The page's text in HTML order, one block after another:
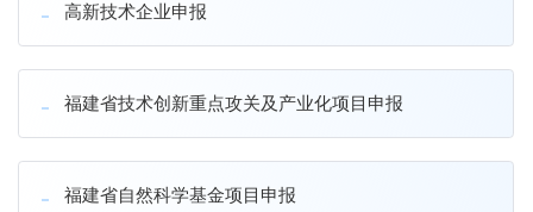
高新技术企业申报
福建省技术创新重点攻关及产业化项目申报
福建省自然科学基金项目申报